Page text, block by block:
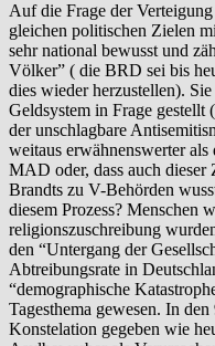
Auf die Frage der
gleichen politischen Zielen
sehr national bewusst und
Völker” ( die BRD sei bis
dies wieder herzustellen).
Geldsystem in Frage gestellt
der unschlagbare
weitaus erwähnenswerter
MAD oder, dass auch dieser
Brandts zu V-Behörden
diesem Prozess? Menschen
religionszuschreibung
den “Untergang der
Abtreibungsrate in
“demographische
Tagesthema gewesen. In
Konstelation gegeben wie